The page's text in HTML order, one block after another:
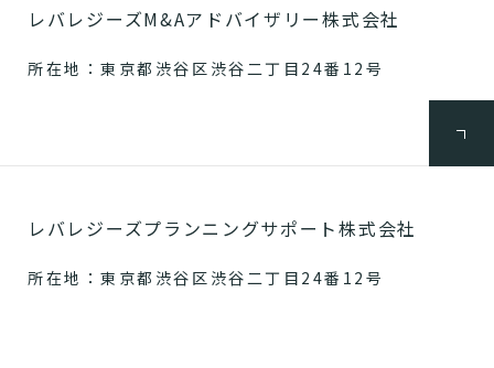
レバレジーズM&Aアドバイザリー株式会社
所在地：東京都渋谷区渋谷二丁目24番12号
レバレジーズプランニングサポート株式会社
所在地：東京都渋谷区渋谷二丁目24番12号